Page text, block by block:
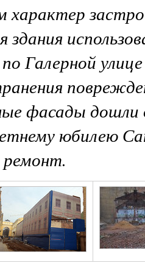
характер
здания
по Галерной
фасады дошли
юбилею